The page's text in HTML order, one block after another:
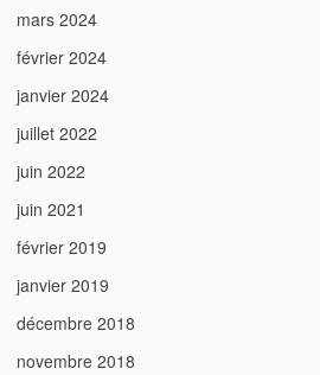
mars 2024
février 2024
janvier 2024
juillet 2022
juin 2022
juin 2021
février 2019
janvier 2019
décembre 2018
novembre 2018